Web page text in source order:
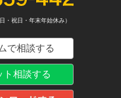
祝日・年末年始休み）
で相談する
ト相談する